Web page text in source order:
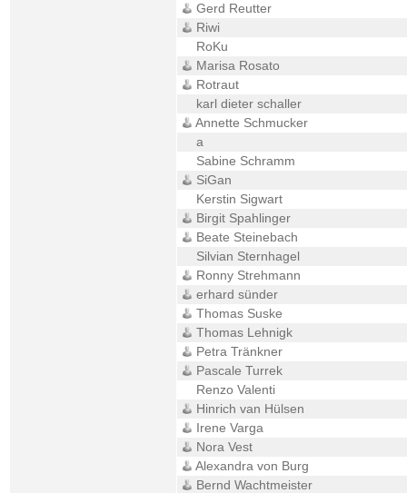
Gerd Reutter
Riwi
RoKu
Marisa Rosato
Rotraut
karl dieter schaller
Annette Schmucker
a
Sabine Schramm
SiGan
Kerstin Sigwart
Birgit Spahlinger
Beate Steinebach
Silvian Sternhagel
Ronny Strehmann
erhard sünder
Thomas Suske
Thomas Lehnigk
Petra Tränkner
Pascale Turrek
Renzo Valenti
Hinrich van Hülsen
Irene Varga
Nora Vest
Alexandra von Burg
Bernd Wachtmeister